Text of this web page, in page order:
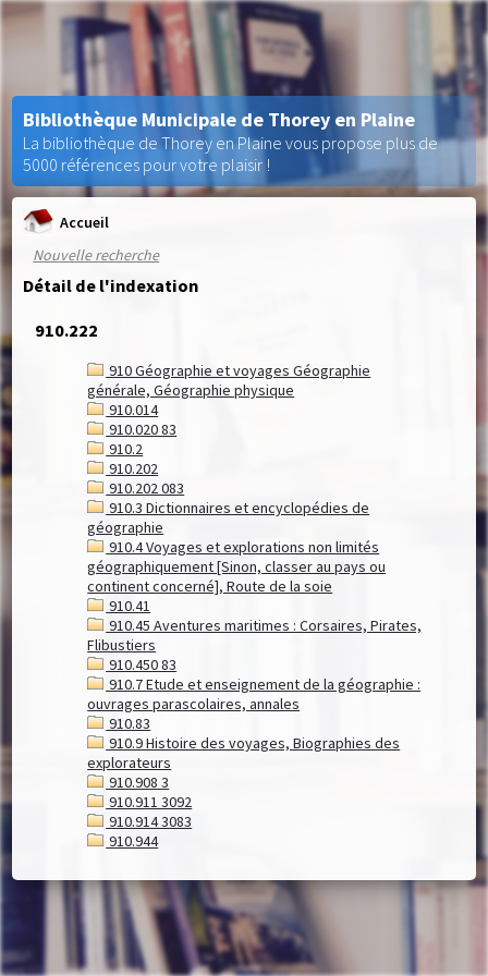
Accueil
Nouvelle recherche
Détail de l'indexation
910.222
910 Géographie et voyages Géographie
générale, Géographie physique
910.014
910.020 83
910.2
910.202
910.202 083
910.3 Dictionnaires et encyclopédies de
géographie
910.4 Voyages et explorations non limités
géographiquement [Sinon, classer au pays ou
continent concerné], Route de la soie
910.41
910.45 Aventures maritimes : Corsaires, Pirates,
Flibustiers
910.450 83
910.7 Etude et enseignement de la géographie :
ouvrages parascolaires, annales
910.83
910.9 Histoire des voyages, Biographies des
explorateurs
910.908 3
910.911 3092
910.914 3083
910.944
Ouvrages de la bibliothèque en indexation 910.222 (
Affiner la recherche
Bibliothèque Municipale de Thorey en Plaine
La bibliothèque de Thorey en Plaine vous propose plus de
5000 références pour votre plaisir !